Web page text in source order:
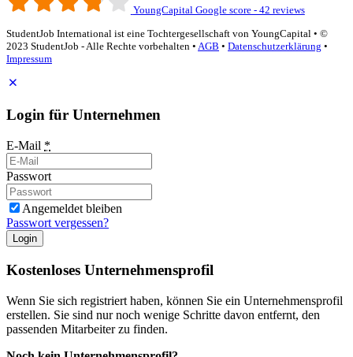
YoungCapital Google score - 42 reviews
StudentJob International ist eine Tochtergesellschaft von YoungCapital • ©
2023 StudentJob - Alle Rechte vorbehalten • AGB • Datenschutzerklärung •
Impressum
Login für Unternehmen
E-Mail *
Passwort
Angemeldet bleiben
Passwort vergessen?
Login
Kostenloses Unternehmensprofil
Wenn Sie sich registriert haben, können Sie ein Unternehmensprofil
erstellen. Sie sind nur noch wenige Schritte davon entfernt, den
passenden Mitarbeiter zu finden.